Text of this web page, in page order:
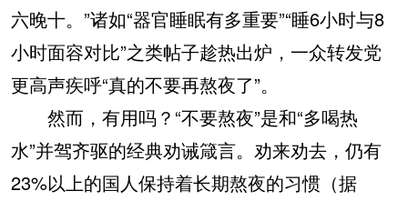
六晚十。”诸如“器官睡眠有多重要”“睡6小时与8
小时面容对比”之类帖子趁热出炉，一众转发党
更高声疾呼“真的不要再熬夜了”。
然而，有用吗？“不要熬夜”是和“多喝热
水”并驾齐驱的经典劝诫箴言。劝来劝去，仍有
23%以上的国人保持着长期熬夜的习惯（据